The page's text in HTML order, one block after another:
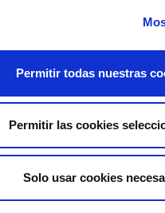
Permitir todas nuestras
Permitir las cookies
Solo usar cookies
eKomi
07.08.2026 MÁS
Basado en37850 opiniones